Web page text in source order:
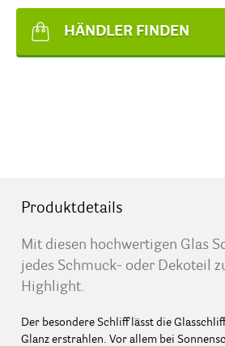
HÄNDLER FINDEN
Produktdetails
Mit diesen hochwertigen Glas
jedes Schmuck- oder Dekoteil
Highlight.
Der besondere Schliff lässt die
Glanz erstrahlen. Vor allem bei